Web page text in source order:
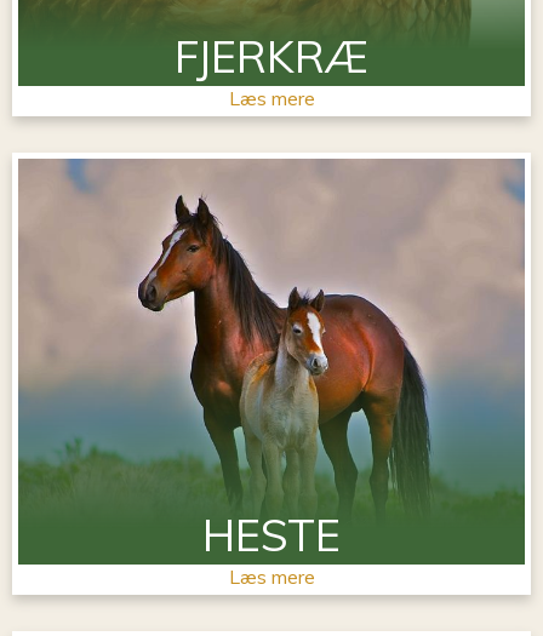
FJERKRÆ
Læs mere
HESTE
Læs mere